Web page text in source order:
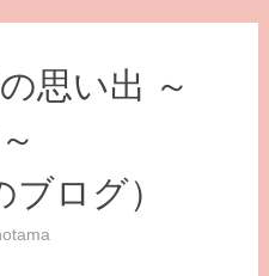
思い出 ～
ブログ）